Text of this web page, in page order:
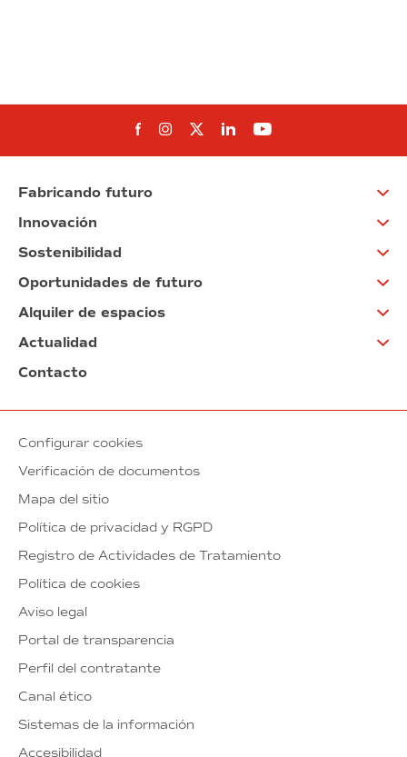
Síguenos en Facebook
Síguenos en Instagram
Síguenos en Twitter
Síguenos en Linkedin
Síguenos en
Fabricando futuro
Innovación
Sostenibilidad
Oportunidades de futuro
Alquiler de espacios
Actualidad
Contacto
Configurar cookies
Verificación de documentos
Mapa del sitio
Política de privacidad y RGPD
Registro de Actividades de Tratamiento
Política de cookies
Aviso legal
Portal de transparencia
Perfil del contratante
Canal ético
Sistemas de la información
Accesibilidad